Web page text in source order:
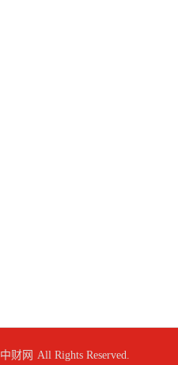
中财网 All Rights Reserved.